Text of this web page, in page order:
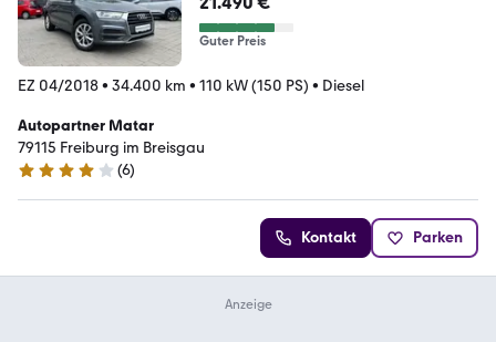
Guter Preis
EZ 04/2018• 34.400 km • 110 kW (150 PS) • Diesel
Autopartner Matar
79115 Freiburg im Breisgau
3.9 Sterne
(6)
Kontakt Parken